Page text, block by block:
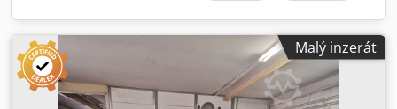
Malý inzerát